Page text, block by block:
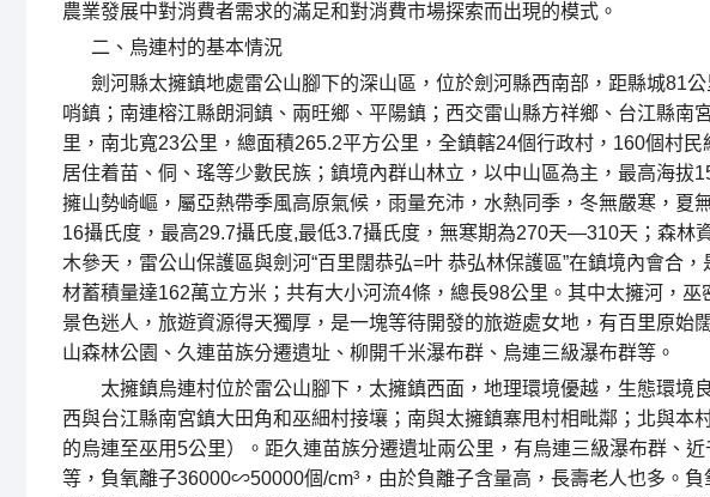
農業發展中對消費者需求的滿足和對消費市場探索而出現的模式。
二、烏連村的基本情況
劍河縣太擁鎮地處雷公山腳下的深山區，位於劍河縣西南部，距縣城81
哨鎮；南連榕江縣朗洞鎮、兩旺鄉、平陽鎮；西交雷山縣方祥鄉、台江縣南
里，南北寬23公里，總面積265.2平方公里，全鎮轄24個行政村，160個村
居住着苗、侗、瑤等少數民族；鎮境內群山林立，以中山區為主，最高海拔
擁山勢崎嶇，屬亞熱帶季風高原氣候，雨量充沛，水熱同季，冬無嚴寒，夏
16攝氏度，最高29.7攝氏度,最低3.7攝氏度，無寒期為270天—310天；森林
木參天，雷公山保護區與劍河“百里闊恭弘=叶 恭弘林保護區”在鎮境內會合
材蓄積量達162萬立方米；共有大小河流4條，總長98公里。其中太擁河，巫
景色迷人，旅遊資源得天獨厚，是一塊等待開發的旅遊處女地，有百里原始
山森林公園、久連苗族分遷遺址、柳開千米瀑布群、烏連三級瀑布群等。
太擁鎮烏連村位於雷公山腳下，太擁鎮西面，地理環境優越，生態環境
西與台江縣南宮鎮大田角和巫細村接壤；南與太擁鎮寨甩村相毗鄰；北與本
的烏連至巫用5公里）。距久連苗族分遷遺址兩公里，有烏連三級瀑布群、
等，負氧離子36000∽50000個/cm³，由於負離子含量高，長壽老人也多。